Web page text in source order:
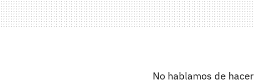
No hablamos de hacer